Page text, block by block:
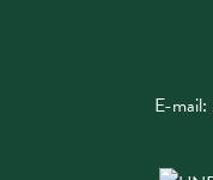
E-mail: